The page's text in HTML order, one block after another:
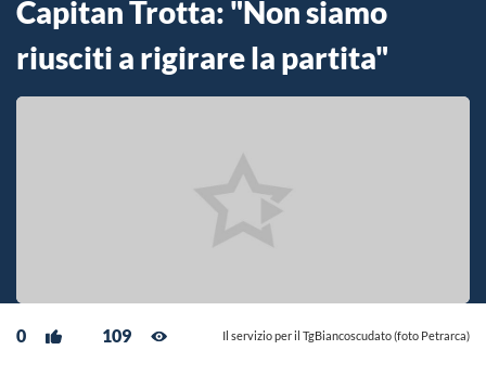
Capitan Trotta: "Non siamo
riusciti a rigirare la partita"
0 109 Il servizio per il TgBiancoscudato (foto Petrarca)